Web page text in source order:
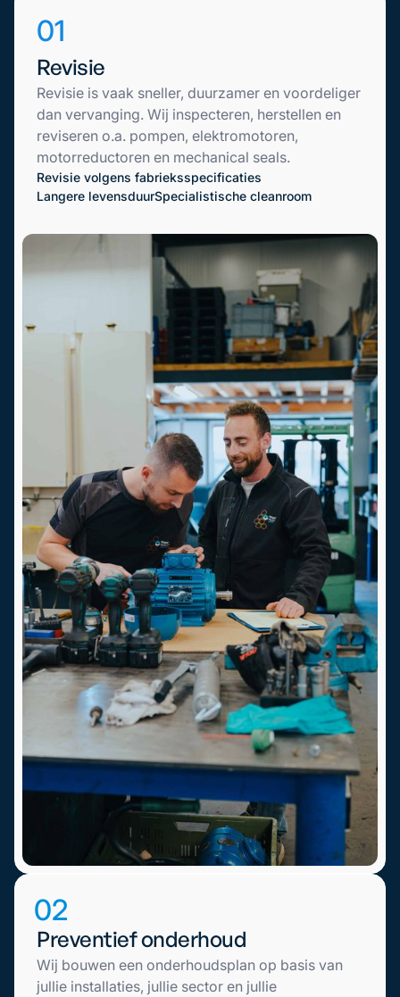
01
Revisie
Revisie is vaak sneller, duurzamer en voordeliger
dan vervanging. Wij inspecteren, herstellen en
reviseren o.a. pompen, elektromotoren,
motorreductoren en mechanical seals.
Revisie volgens fabrieksspecificaties
Langere levensduurSpecialistische cleanroom
02
Preventief onderhoud
Wij bouwen een onderhoudsplan op basis van
jullie installaties, jullie sector en jullie